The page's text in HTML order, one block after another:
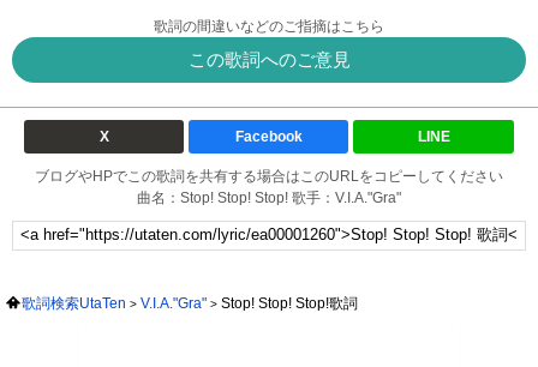
歌詞の間違いなどのご指摘はこちら
この歌詞へのご意見
X Facebook LINE
ブログやHPでこの歌詞を共有する場合はこのURLをコピーしてください
曲名：Stop! Stop! Stop! 歌手：V.I.A."Gra"
歌詞検索UtaTen V.I.A."Gra" Stop! Stop! Stop!歌詞